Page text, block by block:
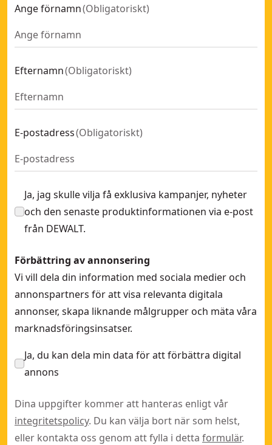
Ange förnamn(Obligatoriskt)
Efternamn(Obligatoriskt)
E-postadress(Obligatoriskt)
Ja, jag skulle vilja få exklusiva kampanjer, nyheter
och den senaste produktinformationen via e-post
från DEWALT.
Förbättring av annonsering
Vi vill dela din information med sociala medier och
annonspartners för att visa relevanta digitala
annonser, skapa liknande målgrupper och mäta våra
marknadsföringsinsatser.
Ja, du kan dela min data för att förbättra digital
annons
Dina uppgifter kommer att hanteras enligt vår
integritetspolicy. Du kan välja bort när som helst,
eller kontakta oss genom att fylla i detta formulär.